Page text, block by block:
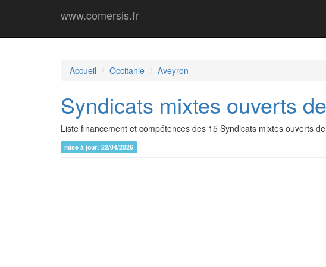
www.comersis.fr
Accueil Occitanie Aveyron
Syndicats mixtes ouverts
Liste financement et compétences des 15 Syndicats mixtes ouverts
mise à jour: 22/04/2026